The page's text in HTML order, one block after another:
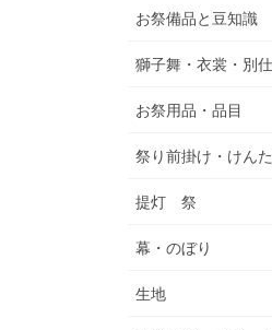
お祭備品と豆知識
獅子舞・衣裳・別
お祭用品・品目
祭り前掛け・けん
提灯 祭
幕・のぼり
生地